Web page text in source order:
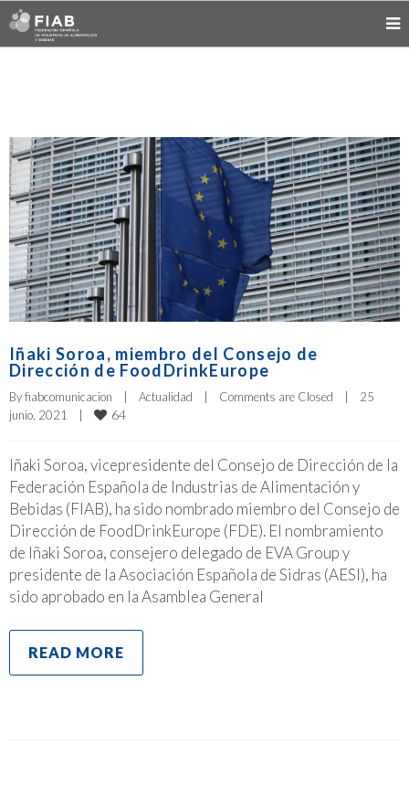
Iñaki Soroa, miembro del Consejo de
Dirección de FoodDrinkEurope
By fiabcomunicacion Actualidad Comments are Closed
25
junio, 2021
64
Iñaki Soroa, vicepresidente del Consejo de Dirección de la
Federación Española de Industrias de Alimentación y
Bebidas (FIAB), ha sido nombrado miembro del Consejo de
Dirección de FoodDrinkEurope (FDE). El nombramiento
de Iñaki Soroa, consejero delegado de EVA Group y
presidente de la Asociación Española de Sidras (AESI), ha
sido aprobado en la Asamblea General
READ MORE